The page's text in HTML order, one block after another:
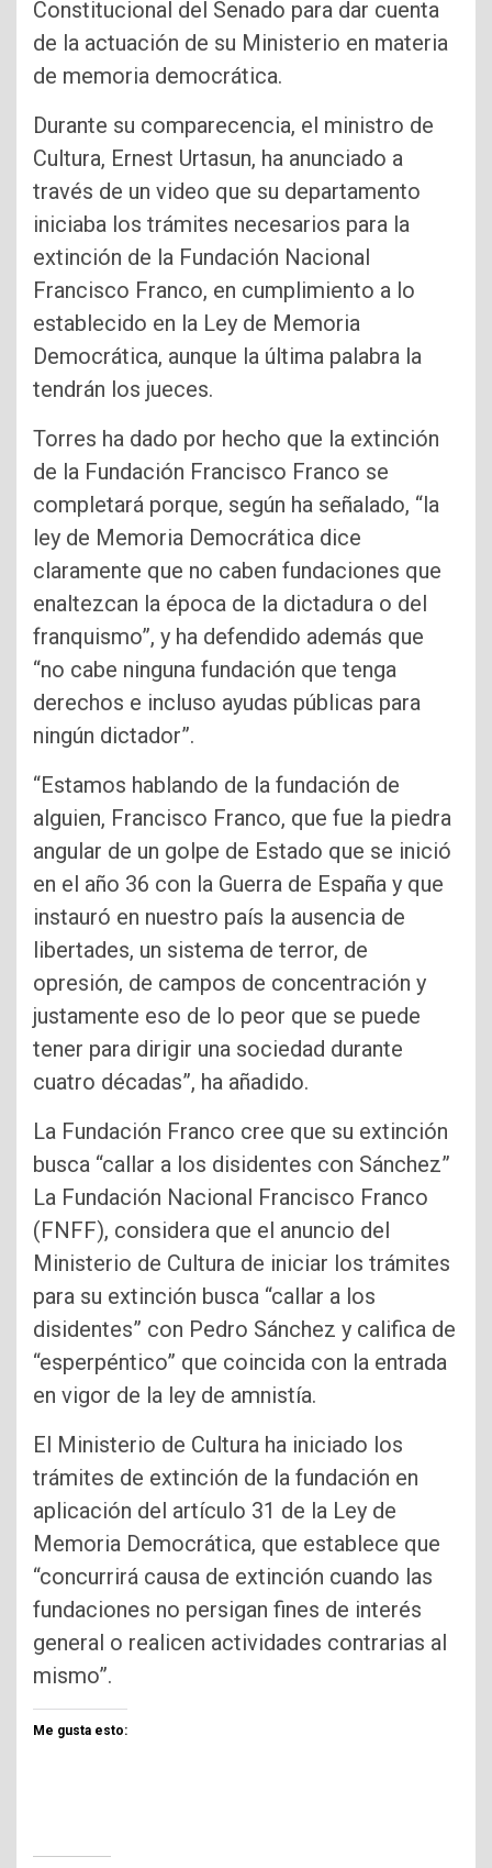
Constitucional del Senado para dar cuenta
de la actuación de su Ministerio en materia
de memoria democrática.
Durante su comparecencia, el ministro de
Cultura, Ernest Urtasun, ha anunciado a
través de un video que su departamento
iniciaba los trámites necesarios para la
extinción de la Fundación Nacional
Francisco Franco, en cumplimiento a lo
establecido en la Ley de Memoria
Democrática, aunque la última palabra la
tendrán los jueces.
Torres ha dado por hecho que la extinción
de la Fundación Francisco Franco se
completará porque, según ha señalado, “la
ley de Memoria Democrática dice
claramente que no caben fundaciones que
enaltezcan la época de la dictadura o del
franquismo”, y ha defendido además que
“no cabe ninguna fundación que tenga
derechos e incluso ayudas públicas para
ningún dictador”.
“Estamos hablando de la fundación de
alguien, Francisco Franco, que fue la piedra
angular de un golpe de Estado que se inició
en el año 36 con la Guerra de España y que
instauró en nuestro país la ausencia de
libertades, un sistema de terror, de
opresión, de campos de concentración y
justamente eso de lo peor que se puede
tener para dirigir una sociedad durante
cuatro décadas”, ha añadido.
La Fundación Franco cree que su extinción
busca “callar a los disidentes con Sánchez”
La Fundación Nacional Francisco Franco
(FNFF), considera que el anuncio del
Ministerio de Cultura de iniciar los trámites
para su extinción busca “callar a los
disidentes” con Pedro Sánchez y califica de
“esperpéntico” que coincida con la entrada
en vigor de la ley de amnistía.
El Ministerio de Cultura ha iniciado los
trámites de extinción de la fundación en
aplicación del artículo 31 de la Ley de
Memoria Democrática, que establece que
“concurrirá causa de extinción cuando las
fundaciones no persigan fines de interés
general o realicen actividades contrarias al
mismo”.
Me gusta esto: